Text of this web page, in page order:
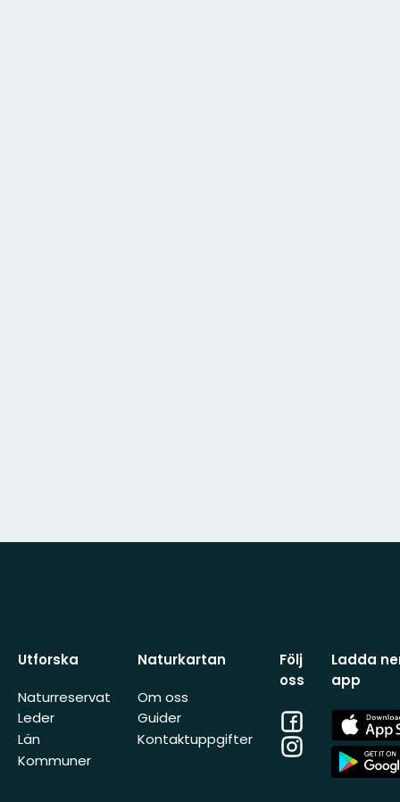
Utforska
Naturreservat
Leder
Län
Kommuner
Naturkartan
Om oss
Guider
Kontaktuppgifter
Följ
oss
Facebook
Instagram
Ladda
app
App
Store
App
Store